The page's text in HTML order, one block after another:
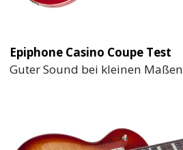
Epiphone Casino Coupe Test
Guter Sound bei kleinen Maßen